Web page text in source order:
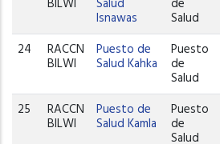
Isnawas Salud
24 RACCN
BILWI
Puesto de
Salud Kahka
Puesto
de
Salud
25 RACCN
BILWI
Puesto de
Salud Kamla
Puesto
de
Salud